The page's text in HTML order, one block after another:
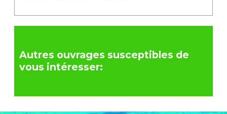
Autres ouvrages susceptibles de
vous intéresser: